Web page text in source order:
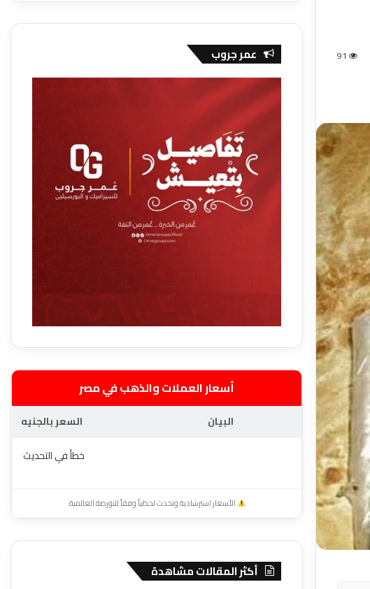
91 عمر جروب
أسعار العملات والذهب في مصر
البيان
السعر بالجنيه
خطأ في التحديث
الأسعار استرشادية وتحدث لحظياً وفقاً للبورصة العالمية.
أكثر المقالات مشاهدة